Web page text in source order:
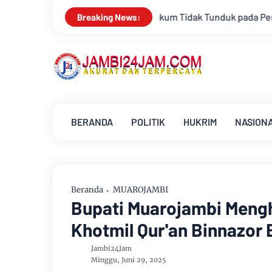
Breaking News:
Tunduk pada Persepsi: Kritik Terhadap Monopoli
BERANDA POLITIK HUKRIM
Beranda MUAROJAMBI
Bupati Muarojambi
Khotmil Qur'an Binnazor
Jambi24Jam
Minggu, Juni 29, 2025